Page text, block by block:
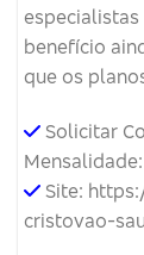
benefício
que os
Solicitar
Mensalidade:
Site:
cristovao-